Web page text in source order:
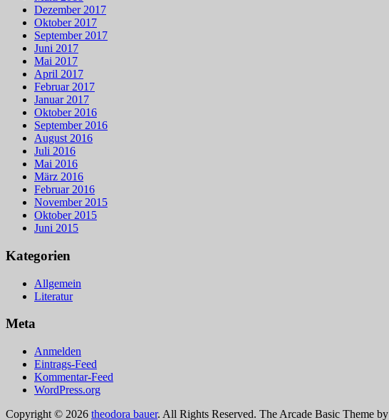
Dezember 2017
Oktober 2017
September 2017
Juni 2017
Mai 2017
April 2017
Februar 2017
Januar 2017
Oktober 2016
September 2016
August 2016
Juli 2016
Mai 2016
März 2016
Februar 2016
November 2015
Oktober 2015
Juni 2015
Kategorien
Allgemein
Literatur
Meta
Anmelden
Eintrags-Feed
Kommentar-Feed
WordPress.org
Copyright © 2026 theodora bauer. All Rights Reserved. The Arcade Basic Theme by